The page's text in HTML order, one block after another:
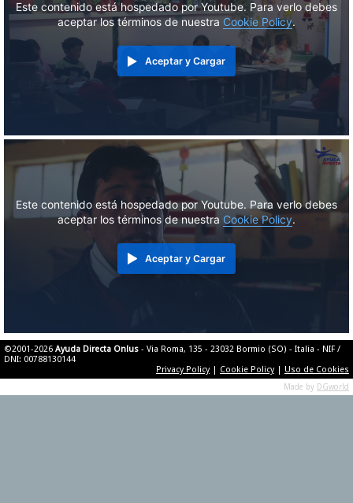
Este contenido está hospedado por Youtube. Para verlo debes
aceptar los términos de nuestra Cookie Policy.
Aceptar y Cargar
Este contenido está hospedado por Youtube. Para verlo debes
aceptar los términos de nuestra Cookie Policy.
Aceptar y Cargar
©2001-2026 Ayuda Directa Onlus - Via Roma, 135 - 23032 Bormio (SO) - Italia - NIF /
DNI: 00788130144
Privacy Policy| Cookie Policy| Uso de Cookies
Made by DGworld